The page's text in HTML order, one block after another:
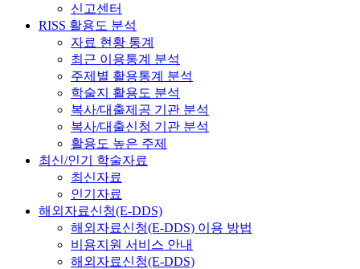
신고센터
RISS 활용도 분석
자료 현황 통계
최근 이용통계 분석
주제별 활용통계 분석
학술지 활용도 분석
복사/대출제공 기관 분석
복사/대출신청 기관 분석
활용도 높은 주제
최신/인기 학술자료
최신자료
인기자료
해외자료신청(E-DDS)
해외자료신청(E-DDS) 이용 방법
비용지원 서비스 안내
해외자료신청(E-DDS)